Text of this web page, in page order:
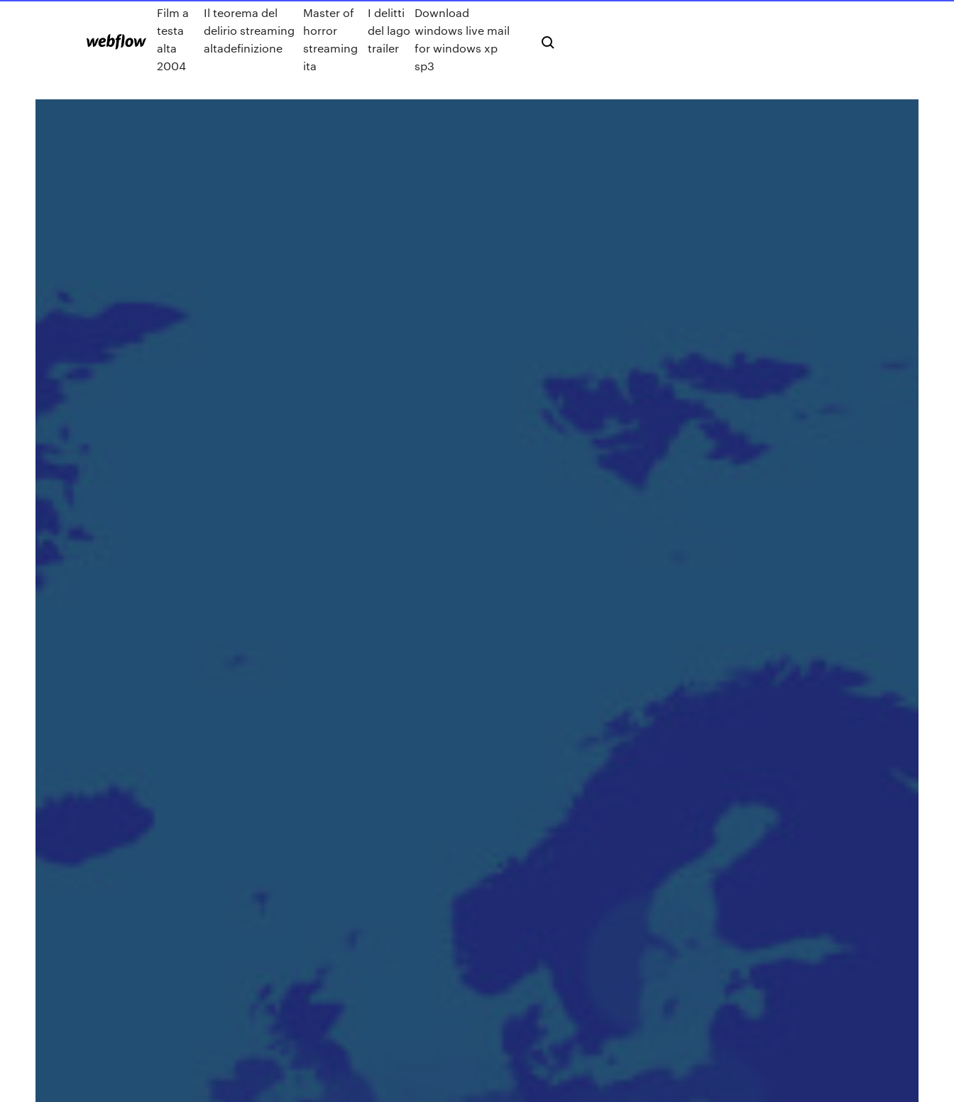
Film a
testa
alta
2004
Il teorema del
delirio streaming
altadefinizione
Master of
horror
streaming
ita
I delitti
del lago
trailer
Download
windows live mail
for windows xp
sp3